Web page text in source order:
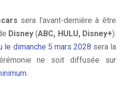
sera l’avant-dernière à être
Disney(ABC, HULU, Disney+).
le dimanche 5 mars 2028 sera la
ne soit diffusée sur
.